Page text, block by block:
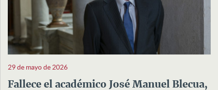
29 de mayo de 2026
Fallece el académico José Manuel Blecua,